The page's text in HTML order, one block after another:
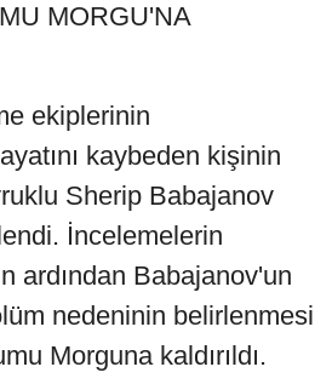
MORGU'NA
ekiplerinin
kaybeden kişinin
Sherip Babajanov
İncelemelerin
ardından Babajanov'un
nedeninin belirlenmesi
Morguna kaldırıldı.